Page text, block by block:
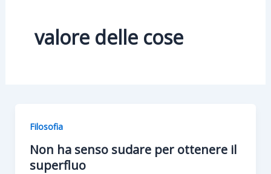
valore delle cose
Filosofia
Non ha senso sudare per ottenere il
superfluo